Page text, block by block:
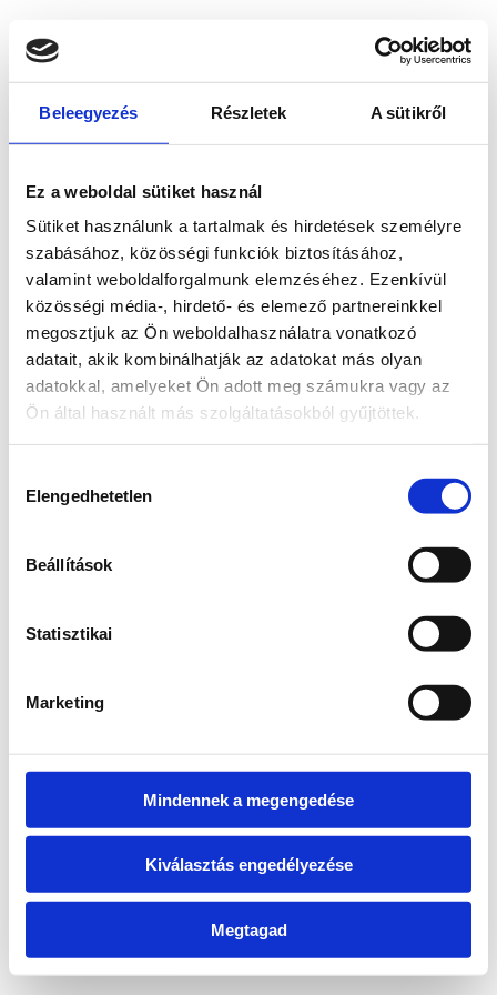
Beleegyezés Részletek A sütikről
Ez a weboldal sütiket használ
Sütiket használunk a tartalmak és hirdetések személyre
szabásához, közösségi funkciók biztosításához,
valamint weboldalforgalmunk elemzéséhez. Ezenkívül
közösségi média-, hirdető- és elemező partnereinkkel
megosztjuk az Ön weboldalhasználatra vonatkozó
adatait, akik kombinálhatják az adatokat más olyan
adatokkal, amelyeket Ön adott meg számukra vagy az
Ön által használt más szolgáltatásokból gyűjtöttek.
kiválasztása
Elengedhetetlen
Beállítások
Statisztikai
Marketing
Mindennek a megengedése
Kiválasztás engedélyezése
Megtagad
loadingwww.bicapp.hu
(see the browser console for more